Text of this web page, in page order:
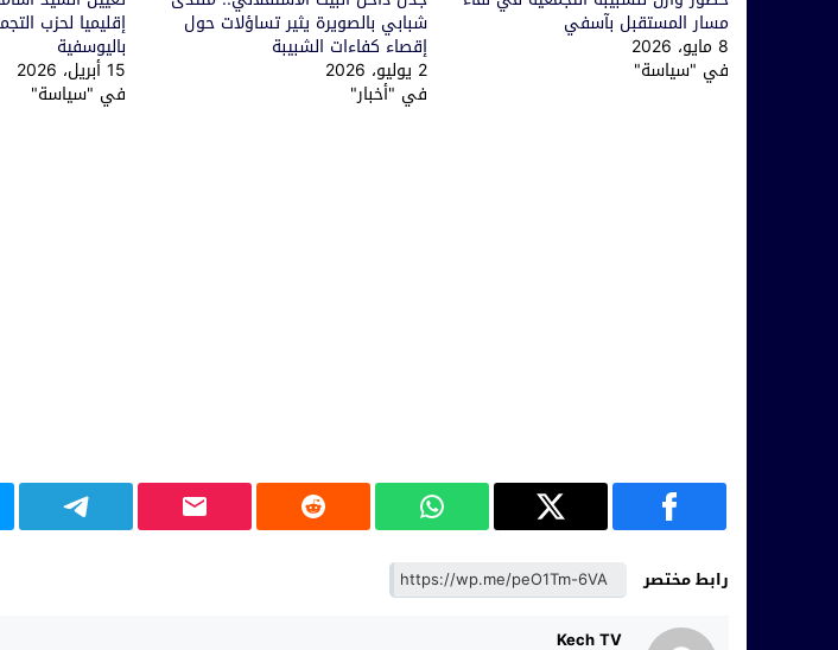
مسار المستقبل بآسفي
8 مايو، 2026
في "سياسة"
شبابي بالصويرة يثير تساؤلات حول
إقصاء كفاءات الشبيبة
2 يوليو، 2026
في "أخبار"
إقليميا لحزب
باليوسفية
15 أبريل، 2026
في "سياسة"
رابط مختصر
Kech TV